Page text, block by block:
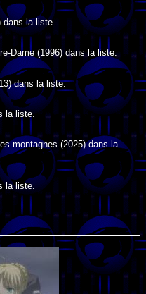
la liste.
Dame (1996) dans la liste.
dans la liste.
la liste.
montagnes (2025) dans la
la liste.
la liste.
la Chance (2006) dans la
(2000) dans la liste.